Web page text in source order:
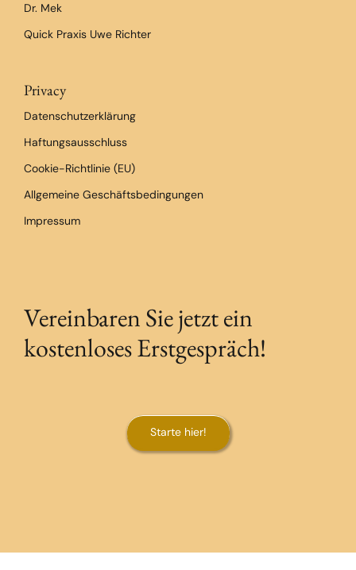
Dr. Mek
Quick Praxis Uwe Richter
Privacy
Datenschutzerklärung
Haftungsausschluss
Cookie-Richtlinie (EU)
Allgemeine Geschäftsbedingungen
Impressum
Vereinbaren Sie jetzt ein
kostenloses Erstgespräch!
Starte hier!